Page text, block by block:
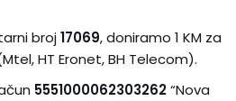
broj17069, doniramo 1 KM za
HT Eronet, BH Telecom).
5551000062303262“Nova